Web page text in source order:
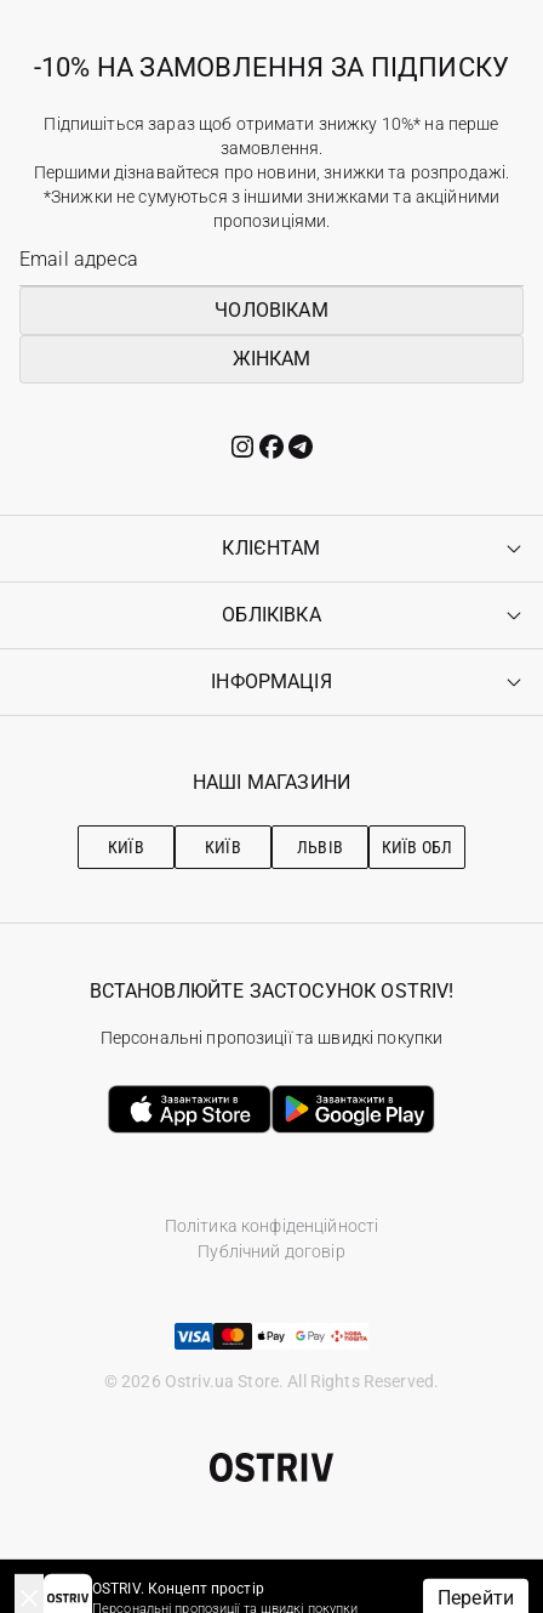
-10% НА ЗАМОВЛЕННЯ ЗА ПІДПИСКУ
Підпишіться зараз щоб отримати знижку 10%* на перше
замовлення.
Першими дізнавайтеся про новини, знижки та розпродажі.
*Знижки не сумуються з іншими знижками та акційними
пропозиціями.
ЧОЛОВІКАМ
ЖІНКАМ
КЛІЄНТАМ
Контакти
Повернення
Гарантія
ОБЛІКІВКА
Увійти
Ostriv Club+
ІНФОРМАЦІЯ
Наші магазини
Рекомендації з догляду
НАШІ МАГАЗИНИ
КИЇВ КИЇВ ЛЬВІВ КИЇВ ОБЛ
Політика конфіденційності
Публічний договір
© 2026 Ostriv.ua Store. All Rights Reserved.
ВСТАНОВЛЮЙТЕ ЗАСТОСУНОК OSTRIV!
Персональні пропозиції та швидкі покупки
OSTRIV. Концепт простір
Персональні пропозиції та швидкі покупки Перейти